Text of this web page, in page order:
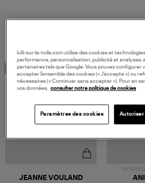
MADE IN EUROPE
JEANNE VOULAND
lulli-sur-la-toile.com utilise des cookies et
performance, personnalisation, publicité et analyses,
partenaires tels que Google. Vous pouvez configurer
accepter l’ensemble des cookies (« J’accepte ») ou
nécessaires (« Continuer sans accepter »). Pour en
vos données, consulter notre politique de cookies
Paramètres des cookies Autoriser